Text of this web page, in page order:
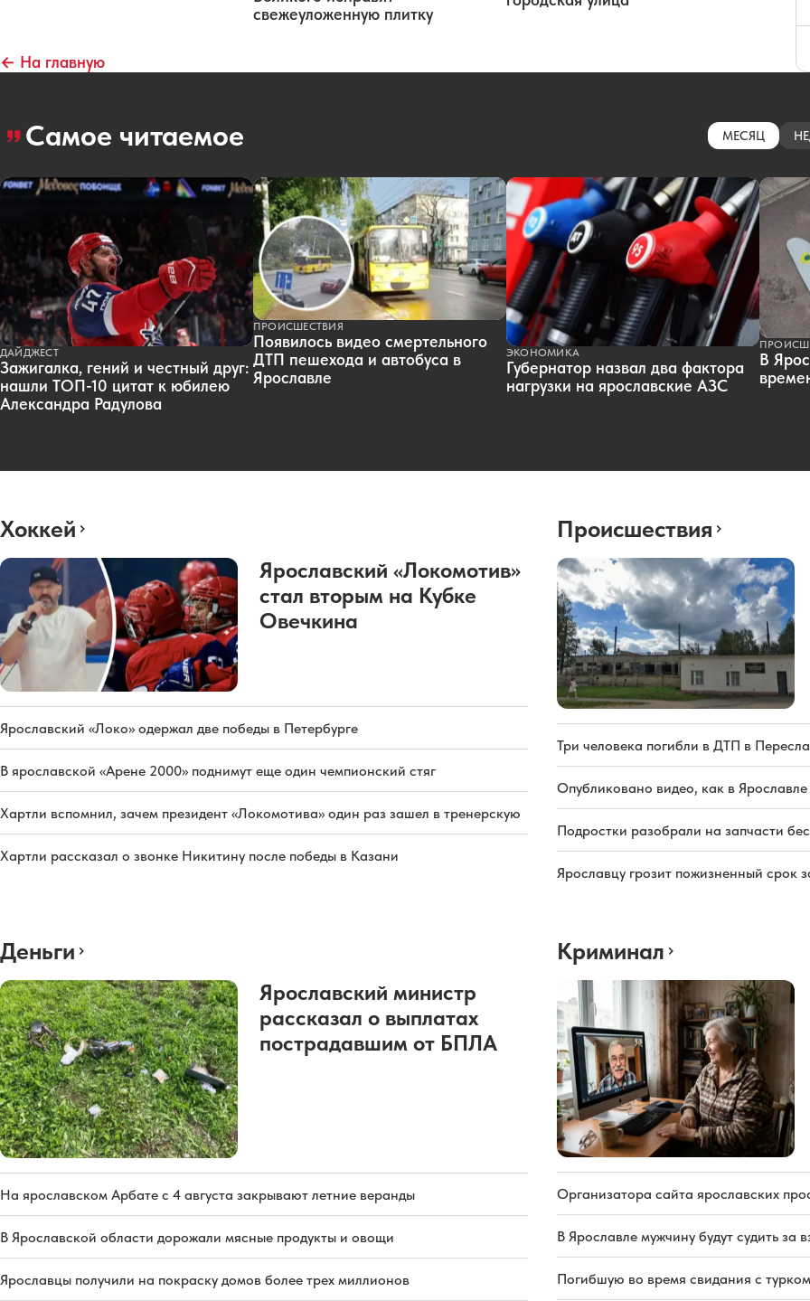
свежеуложенную плитку
← На главную
Самое читаемое МЕСЯЦ
ДАЙДЖЕСТ
Зажигалка, гений и честный друг:
нашли ТОП-10 цитат к юбилею
Александра Радулова
ПРОИСШЕСТВИЯ
Появилось видео смертельного
ДТП пешехода и автобуса в
Ярославле
ЭКОНОМИКА
Губернатор назвал два фактора
нагрузки на ярославские АЗС
В
Хоккей
Ярославский «Локомотив»
стал вторым на Кубке
Овечкина
Ярославский «Локо» одержал две победы в Петербурге
В ярославской «Арене 2000» поднимут еще один чемпионский стяг
Хартли вспомнил, зачем президент «Локомотива» один раз зашел в тренерскую
Хартли рассказал о звонке Никитину после победы в Казани
Происшествия
Три человека погибли в ДТП в
Опубликовано видео, как в
Подростки разобрали на запчасти
Ярославцу грозит пожизненный срок
Деньги
Ярославский министр
рассказал о выплатах
пострадавшим от БПЛА
На ярославском Арбате с 4 августа закрывают летние веранды
В Ярославской области дорожали мясные продукты и овощи
Ярославцы получили на покраску домов более трех миллионов
Криминал
Организатора сайта ярославских
В Ярославле мужчину будут судить за
Погибшую во время свидания с